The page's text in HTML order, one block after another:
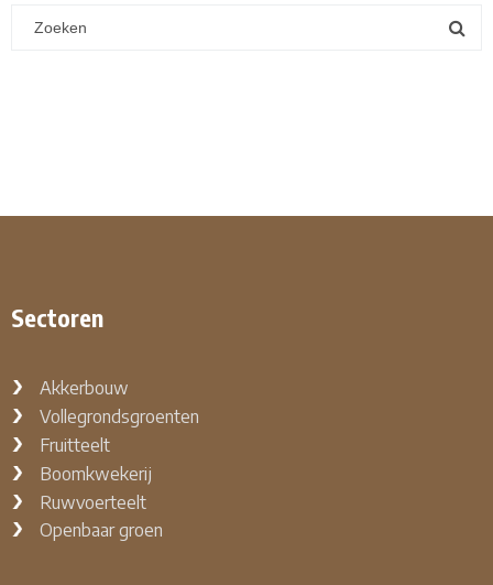
Sectoren
Akkerbouw
Vollegrondsgroenten
Fruitteelt
Boomkwekerij
Ruwvoerteelt
Openbaar groen